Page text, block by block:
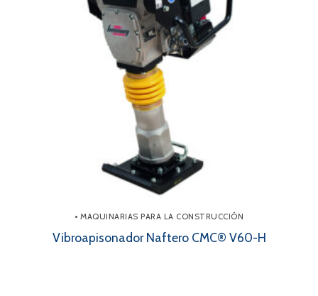
• MAQUINARIAS PARA LA CONSTRUCCIÓN
Vibroapisonador Naftero CMC® V60-H